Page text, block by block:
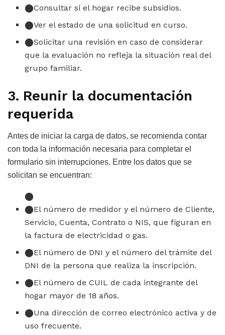
Consultar si el hogar recibe subsidios.
Ver el estado de una solicitud en curso.
Solicitar una revisión en caso de considerar
que la evaluación no refleja la situación real del
grupo familiar.
3. Reunir la documentación
requerida
Antes de iniciar la carga de datos, se recomienda contar
con toda la información necesaria para completar el
formulario sin interrupciones. Entre los datos que se
solicitan se encuentran:
El número de medidor y el número de Cliente,
Servicio, Cuenta, Contrato o NIS, que figuran en
la factura de electricidad o gas.
El número de DNI y el número del trámite del
DNI de la persona que realiza la inscripción.
El número de CUIL de cada integrante del
hogar mayor de 18 años.
Una dirección de correo electrónico activa y de
uso frecuente.